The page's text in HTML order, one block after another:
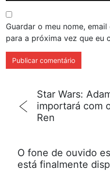
Guardar o meu nome,
para a próxima vez que eu
Star Wars:
importará com
Ren
O fone de ouvido
está finalmente